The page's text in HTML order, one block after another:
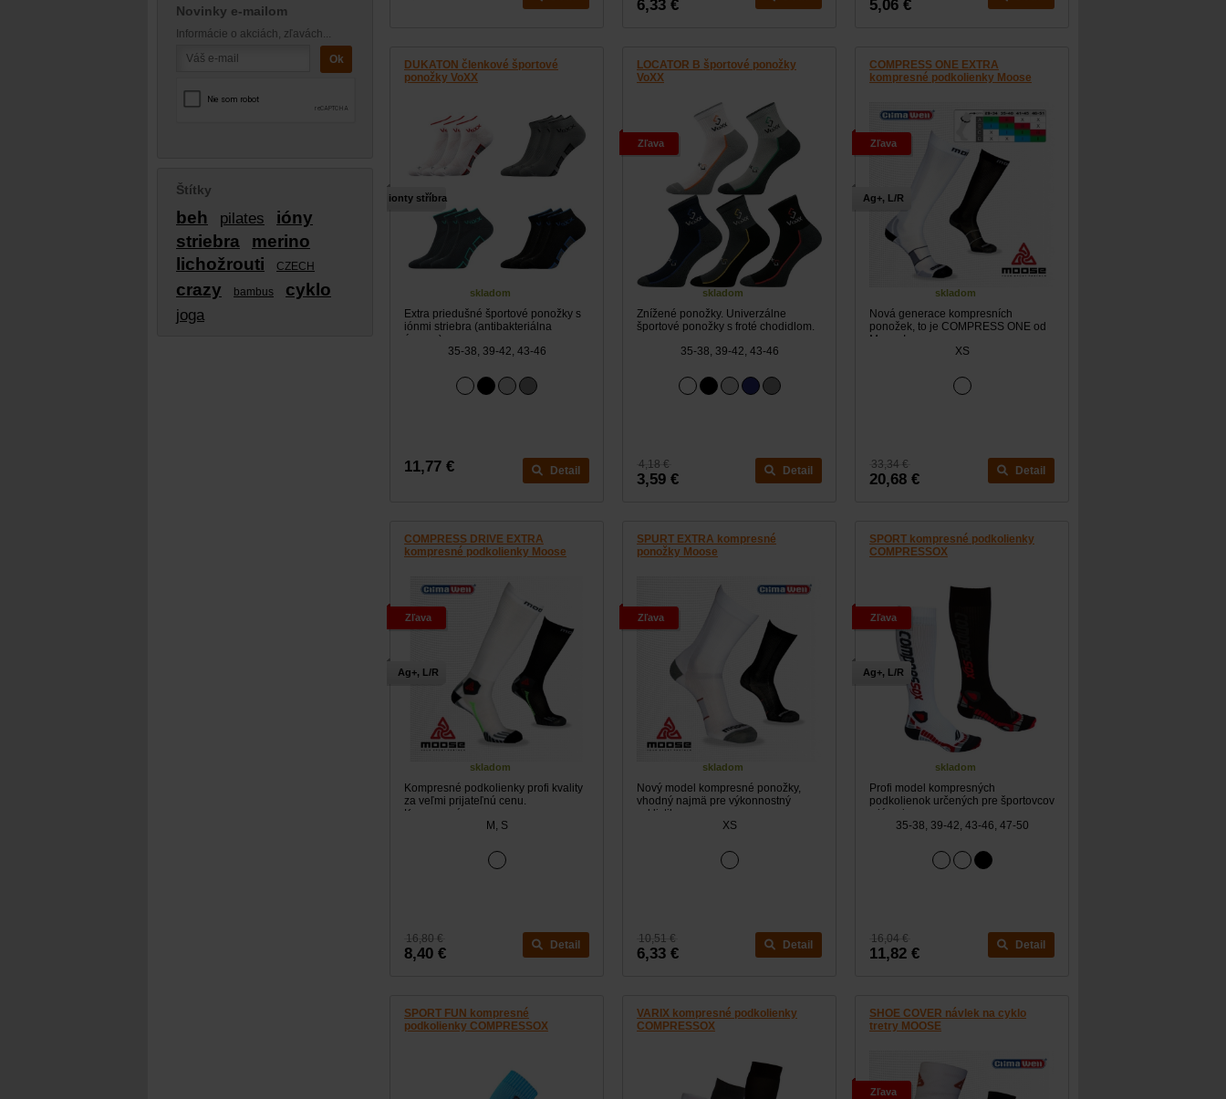
6,33 € 5,06 €
DUKATON členkové športové
ponožky VoXX
skladom
Extra priedušné športové ponožky s
iónmi striebra (antibakteriálna
úprava)
35-38, 39-42, 43-46
ionty stříbra
11,77 € Detail
LOCATOR B športové ponožky
VoXX
skladom
Znížené ponožky. Univerzálne
športové ponožky s froté chodidlom.
35-38, 39-42, 43-46
Zľava
4,18 €
3,59 € Detail
COMPRESS ONE EXTRA
kompresné podkolienky Moose
skladom
Nová generace kompresních
ponožek, to je COMPRESS ONE od
Moose!
XS
Ag+, L/R
Zľava
33,34 €
20,68 € Detail
COMPRESS DRIVE EXTRA
kompresné podkolienky Moose
skladom
Kompresné podkolienky profi kvality
za veľmi prijateľnú cenu.
Kompresné...
M, S
Ag+, L/R
Zľava
16,80 €
8,40 € Detail
SPURT EXTRA kompresné
ponožky Moose
skladom
Nový model kompresné ponožky,
vhodný najmä pre výkonnostný
cyklistiku so...
XS
Zľava
10,51 €
6,33 € Detail
SPORT kompresné podkolienky
COMPRESSOX
skladom
Profi model kompresných
podkolienok určených pre športovcov
s iónmi...
35-38, 39-42, 43-46, 47-50
Ag+, L/R
Zľava
16,04 €
11,82 € Detail
SPORT FUN kompresné
podkolienky COMPRESSOX
VARIX kompresné podkolienky
COMPRESSOX
SHOE COVER návlek na cyklo
tretry MOOSE
Zľava
Novinky e-mailom
Informácie o akciách, zľavách...
Štítky
beh pilates
ióny
striebra
merino
lichožrouti
CZECH
crazy bambus cyklo
joga